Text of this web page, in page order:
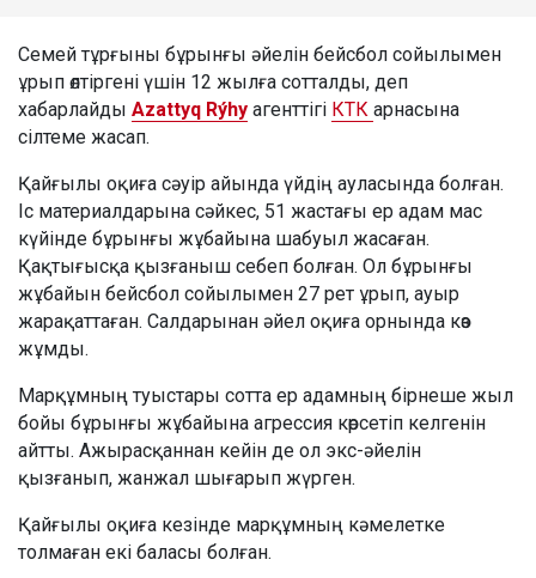
Семей тұрғыны бұрынғы әйелін бейсбол сойылымен
ұрып өлтіргені үшін 12 жылға сотталды, деп
хабарлайды Azattyq Rýhy агенттігі КТК арнасына
сілтеме жасап.
Қайғылы оқиға сәуір айында үйдің ауласында болған.
Іс материалдарына сәйкес, 51 жастағы ер адам мас
күйінде бұрынғы жұбайына шабуыл жасаған.
Қақтығысқа қызғаныш себеп болған. Ол бұрынғы
жұбайын бейсбол сойылымен 27 рет ұрып, ауыр
жарақаттаған. Салдарынан әйел оқиға орнында көз
жұмды.
Марқұмның туыстары сотта ер адамның бірнеше жыл
бойы бұрынғы жұбайына агрессия көрсетіп келгенін
айтты. Ажырасқаннан кейін де ол экс-әйелін
қызғанып, жанжал шығарып жүрген.
Қайғылы оқиға кезінде марқұмның кәмелетке
толмаған екі баласы болған.